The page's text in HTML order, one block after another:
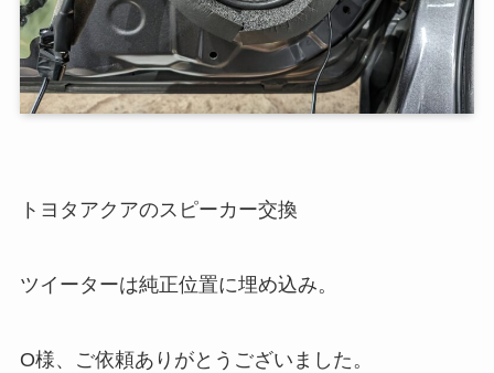
トヨタアクアのスピーカー交換
ツイーターは純正位置に埋め込み。
O様、ご依頼ありがとうございました。